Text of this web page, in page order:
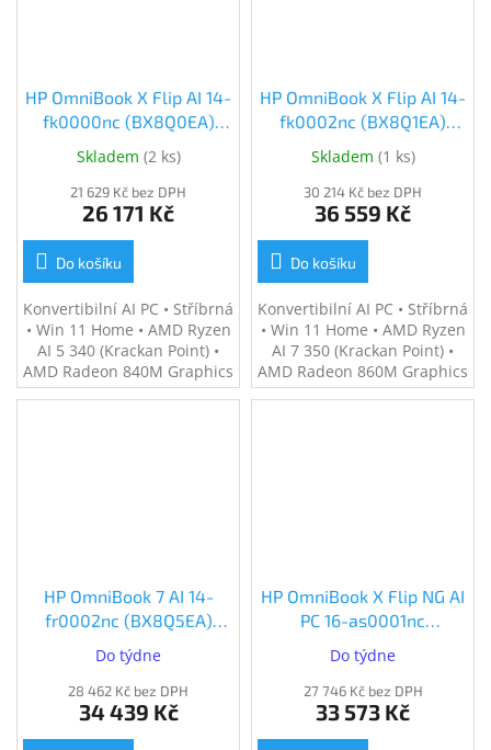
HP OmniBook X Flip AI 14-
fk0000nc (BX8Q0EA)
Skladem (2 ks)
21 629 Kč bez DPH
26 171 Kč
Do košíku
Konvertibilní AI PC • Stříbrná
• Win 11 Home • AMD Ryzen
AI 5 340 (Krackan Point) •
AMD Radeon 840M Graphics
• 16 GB RAM • 1 TB SSD • 14"
HP OmniBook X Flip AI 14-
fk0002nc (BX8Q1EA)
Skladem (1 ks)
30 214 Kč bez DPH
36 559 Kč
Do košíku
Konvertibilní AI PC • Stříbrná
• Win 11 Home • AMD Ryzen
AI 7 350 (Krackan Point) •
AMD Radeon 860M Graphics
• 32 GB RAM • 1 TB SSD • 14"
HP OmniBook 7 AI 14-
fr0002nc (BX8Q5EA)
(BX8Q5EA#BCM)
Do týdne
28 462 Kč bez DPH
34 439 Kč
HP OmniBook X Flip NG AI
PC 16-as0001nc
(BX8V0EA) (BX8V0EA)
Do týdne
27 746 Kč bez DPH
33 573 Kč